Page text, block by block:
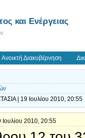
και Ενέργειας
Ανοικτή Διακυβέρνηση
| 19 Ιουλίου 2010, 20:55
Ιουλίου 2010, 20:55